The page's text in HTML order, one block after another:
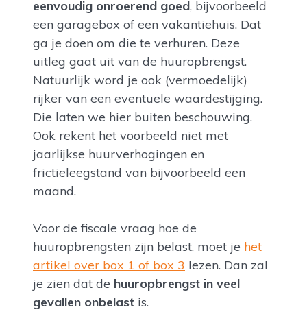
eenvoudig onroerend goed, bijvoorbeeld
een garagebox of een vakantiehuis. Dat
ga je doen om die te verhuren. Deze
uitleg gaat uit van de huuropbrengst.
Natuurlijk word je ook (vermoedelijk)
rijker van een eventuele waardestijging.
Die laten we hier buiten beschouwing.
Ook rekent het voorbeeld niet met
jaarlijkse huurverhogingen en
frictieleegstand van bijvoorbeeld een
maand.
Voor de fiscale vraag hoe de
huuropbrengsten zijn belast, moet je het
artikel over box 1 of box 3 lezen. Dan zal
je zien dat de huuropbrengst in veel
gevallen onbelast is.